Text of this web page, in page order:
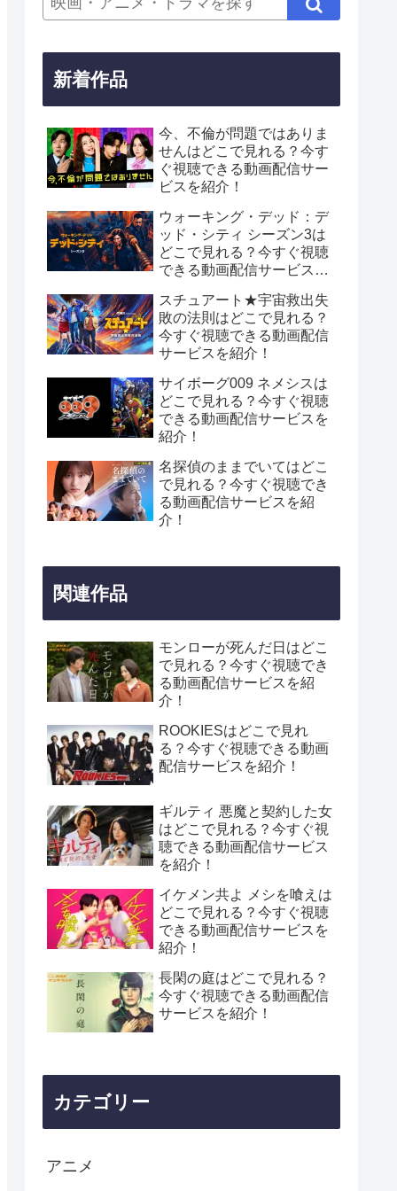
新着作品
今、不倫が問題ではありま
せんはどこで見れる？今す
ぐ視聴できる動画配信サー
ビスを紹介！
ウォーキング・デッド：デ
ッド・シティ シーズン3は
どこで見れる？今すぐ視聴
できる動画配信サービスを
スチュアート★宇宙救出失
敗の法則はどこで見れる？
今すぐ視聴できる動画配信
サービスを紹介！
サイボーグ009 ネメシスは
どこで見れる？今すぐ視聴
できる動画配信サービスを
紹介！
名探偵のままでいてはどこ
で見れる？今すぐ視聴でき
る動画配信サービスを紹
介！
関連作品
モンローが死んだ日はどこ
で見れる？今すぐ視聴でき
る動画配信サービスを紹
介！
ROOKIESはどこで見れ
る？今すぐ視聴できる動画
配信サービスを紹介！
ギルティ 悪魔と契約した女
はどこで見れる？今すぐ視
聴できる動画配信サービス
を紹介！
イケメン共よ メシを喰えは
どこで見れる？今すぐ視聴
できる動画配信サービスを
紹介！
長閑の庭はどこで見れる？
今すぐ視聴できる動画配信
サービスを紹介！
カテゴリー
アニメ